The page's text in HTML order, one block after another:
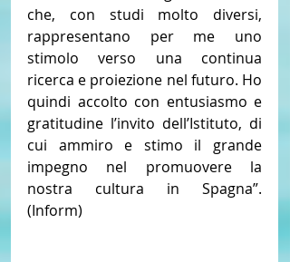
che, con studi molto diversi,
rappresentano per me uno
stimolo verso una continua
ricerca e proiezione nel futuro. Ho
quindi accolto con entusiasmo e
gratitudine l’invito dell’Istituto, di
cui ammiro e stimo il grande
impegno nel promuovere la
nostra cultura in Spagna”.
(Inform)